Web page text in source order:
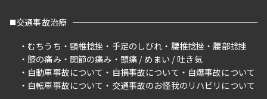
交通事故治療
むちうち
頸椎捻挫 手足のしびれ 腰椎捻挫
腰部捻挫
膝の痛み
関節の痛み
頭痛 / めまい / 吐き気
自動車事故について
自損事故について
自爆事故について
自転車事故について
交通事故のお怪我のリハビリについて